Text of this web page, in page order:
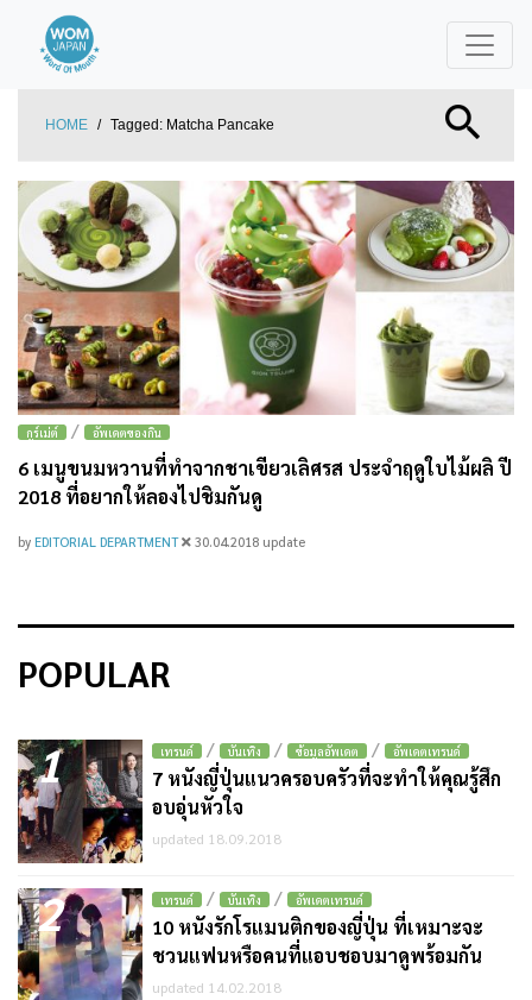
HOME / Tagged: Matcha Pancake
กูร์เม่ต์ / อัพเดตของกิน
6 เมนูขนมหวานที่ทำจากชาเขียวเลิศรส ประจำฤดูใบไม้ผลิ ปี
2018 ที่อยากให้ลองไปชิมกันดู
by EDITORIAL DEPARTMENT 30.04.2018 update
POPULAR
1 เทรนด์ / บันเทิง / ข้อมูลอัพเดต / อัพเดตเทรนด์
7 หนังญี่ปุ่นแนวครอบครัวที่จะทำให้คุณรู้สึก
อบอุ่นหัวใจ
updated 18.09.2018
2 เทรนด์ / บันเทิง / อัพเดตเทรนด์
10 หนังรักโรแมนติกของญี่ปุ่น ที่เหมาะจะ
ชวนแฟนหรือคนที่แอบชอบมาดูพร้อมกัน
updated 14.02.2018